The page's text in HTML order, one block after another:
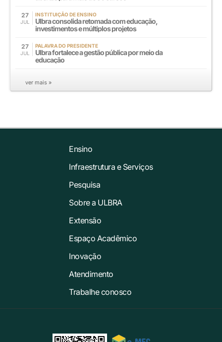
27
JUL
INSTITUIÇÃO DE ENSINO
Ulbra consolida retomada com educação,
investimentos e múltiplos projetos
27
JUL
PALAVRA DO PRESIDENTE
Ulbra fortalece a gestão pública por meio da
educação
ver mais »
Ensino
Infraestrutura e Serviços
Pesquisa
Sobre a ULBRA
Extensão
Espaço Acadêmico
Inovação
Atendimento
Trabalhe conosco